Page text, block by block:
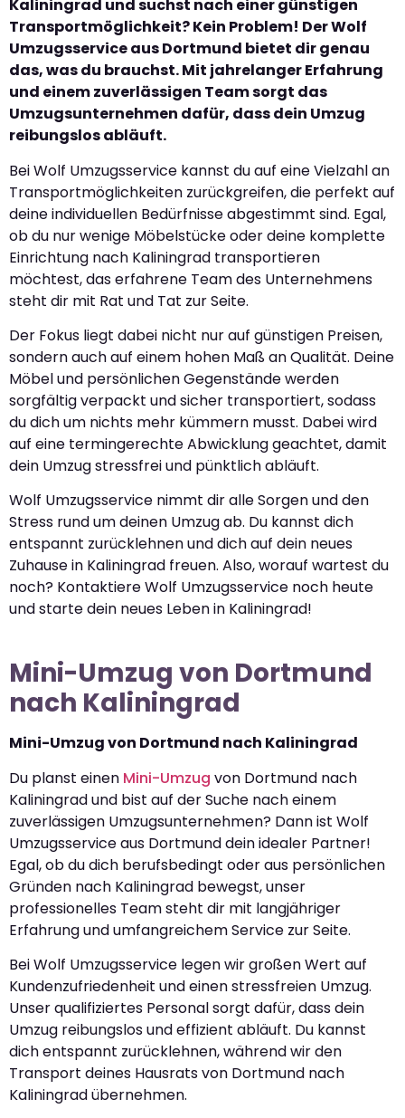
Kaliningrad und suchst nach einer günstigen
Transportmöglichkeit? Kein Problem! Der Wolf
Umzugsservice aus Dortmund bietet dir genau
das, was du brauchst. Mit jahrelanger Erfahrung
und einem zuverlässigen Team sorgt das
Umzugsunternehmen dafür, dass dein Umzug
reibungslos abläuft.
Bei Wolf Umzugsservice kannst du auf eine Vielzahl an
Transportmöglichkeiten zurückgreifen, die perfekt auf
deine individuellen Bedürfnisse abgestimmt sind. Egal,
ob du nur wenige Möbelstücke oder deine komplette
Einrichtung nach Kaliningrad transportieren
möchtest, das erfahrene Team des Unternehmens
steht dir mit Rat und Tat zur Seite.
Der Fokus liegt dabei nicht nur auf günstigen Preisen,
sondern auch auf einem hohen Maß an Qualität. Deine
Möbel und persönlichen Gegenstände werden
sorgfältig verpackt und sicher transportiert, sodass
du dich um nichts mehr kümmern musst. Dabei wird
auf eine termingerechte Abwicklung geachtet, damit
dein Umzug stressfrei und pünktlich abläuft.
Wolf Umzugsservice nimmt dir alle Sorgen und den
Stress rund um deinen Umzug ab. Du kannst dich
entspannt zurücklehnen und dich auf dein neues
Zuhause in Kaliningrad freuen. Also, worauf wartest du
noch? Kontaktiere Wolf Umzugsservice noch heute
und starte dein neues Leben in Kaliningrad!
Mini-Umzug von Dortmund
nach Kaliningrad
Mini-Umzug von Dortmund nach Kaliningrad
Du planst einen Mini-Umzug von Dortmund nach
Kaliningrad und bist auf der Suche nach einem
zuverlässigen Umzugsunternehmen? Dann ist Wolf
Umzugsservice aus Dortmund dein idealer Partner!
Egal, ob du dich berufsbedingt oder aus persönlichen
Gründen nach Kaliningrad bewegst, unser
professionelles Team steht dir mit langjähriger
Erfahrung und umfangreichem Service zur Seite.
Bei Wolf Umzugsservice legen wir großen Wert auf
Kundenzufriedenheit und einen stressfreien Umzug.
Unser qualifiziertes Personal sorgt dafür, dass dein
Umzug reibungslos und effizient abläuft. Du kannst
dich entspannt zurücklehnen, während wir den
Transport deines Hausrats von Dortmund nach
Kaliningrad übernehmen.